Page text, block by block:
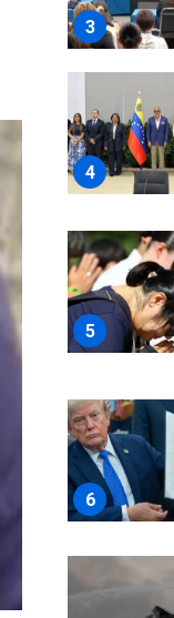
4
5
6